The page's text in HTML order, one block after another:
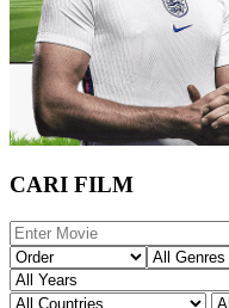
CARI FILM